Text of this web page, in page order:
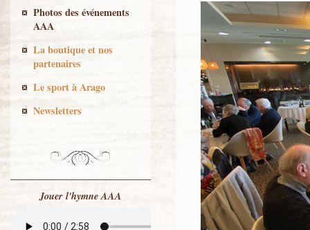
Photos des événements
AAA
La boutique et nos
partenaires
Le sport à Arago
Newsletters
Jouer l'hymne AAA